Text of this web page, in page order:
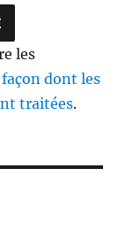
les
dont les
traitées.